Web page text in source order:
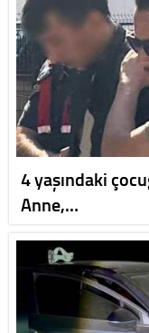
4 yaşındaki
Anne,…